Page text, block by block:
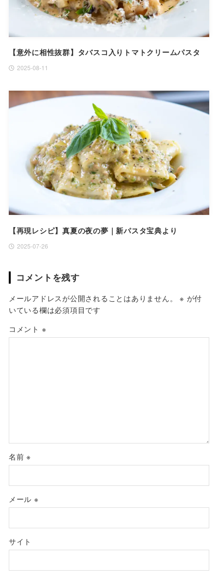
【意外に相性抜群】タバスコ入りトマトクリームパスタ
2025-08-11
【再現レシピ】真夏の夜の夢｜新パスタ宝典より
2025-07-26
コメントを残す
メールアドレスが公開されることはありません。 ※ が付
いている欄は必須項目です
コメント ※
名前※
メール ※
サイト